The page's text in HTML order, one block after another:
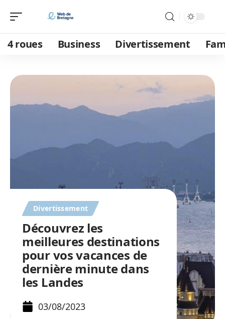
4 roues Business Divertissement
Divertissement
Découvrez les
meilleures destinations
pour vos vacances de
dernière minute dans
les Landes
03/08/2023